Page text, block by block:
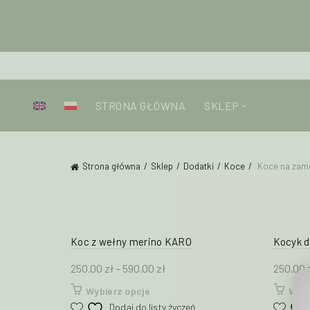
STRONA GŁÓWNA SKLEP
Strona główna Sklep Dodatki Koce Koce na
Koc z wełny merino KARO
250.00 zł– 590.00 złZakres
od
Wybierz opcjeTen
produkt
Dodaj do listy życzeń
Kocyk
250.00